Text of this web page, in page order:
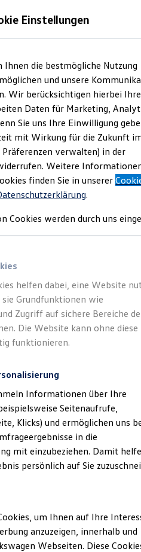
und Gebrauchtwagen
Leasing
Leasing
Schlussrate
Garantien
bei Volkswagen
Einstellungen
Ihnen die bestmögliche Nutzung
und unsere
Wir berücksichtigen hierbei Ihre
Daten für Marketing,
Sie uns Ihre Einwilligung
mit Wirkung für die Zukunft
Präferenzen verwalten) in der
Weitere
finden Sie in unserer
.
Cookies werden durch uns
helfen dabei, eine Website
sie Grundfunktionen wie
Zugriff auf sichere Bereiche
Die Website kann ohne diese
funktionieren.
Informationen über Ihre
Seitenaufrufe,
Klicks) und ermöglichen uns
in die
mit einzubeziehen. Damit
persönlich auf Sie
um Ihnen auf Ihre
anzuzeigen, innerhalb und
Webseiten. Diese